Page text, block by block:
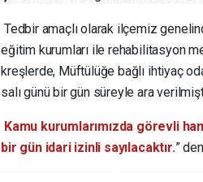
Tedbir amaçlı olarak ilçemiz
eğitim kurumları ile rehabilitasyon
kreşlerde, Müftülüğe bağlı ihtiyaç
salı günü bir gün süreyle ara
Kamu kurumlarımızda görevli
bir gün idari izinli sayılacaktır.”